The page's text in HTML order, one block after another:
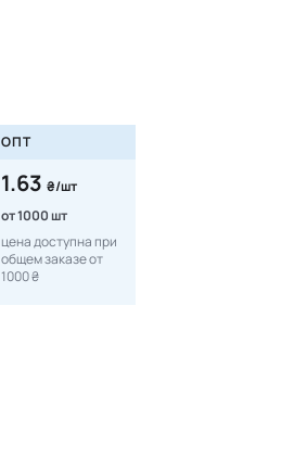
ОПТ
1.63 ₴/шт
от 1000 шт
цена доступна при
общем заказе от
1000 ₴